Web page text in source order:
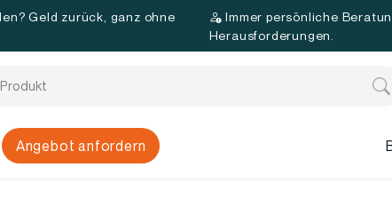
Geld zurück, ganz ohne
Immer persönliche
Herausforderungen.
Angebot anfordern